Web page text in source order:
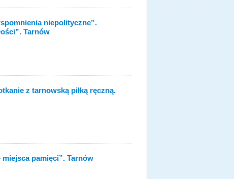
niepolityczne”.
Tarnów
z tarnowską piłką ręczną.
pamięci”. Tarnów